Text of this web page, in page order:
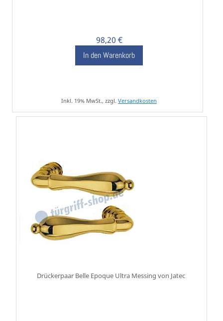
98,20 €
In den Warenkorb
Inkl. 19% MwSt., zzgl. Versandkosten
Drückerpaar Belle Epoque Ultra Messing von Jatec